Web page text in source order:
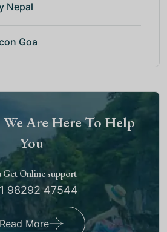
Nepal
Goa
Are Here To Help
You
Get Online support
98292 47544
Read More